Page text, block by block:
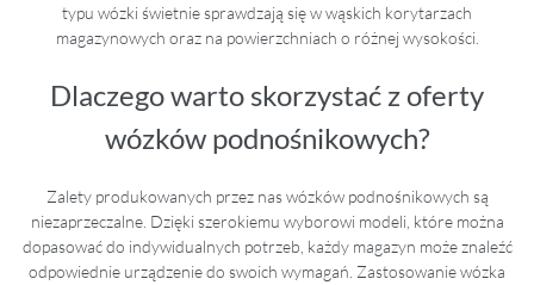
typu wózki świetnie sprawdzają się w wąskich korytarzach
magazynowych oraz na powierzchniach o różnej wysokości.
Dlaczego warto skorzystać z oferty
wózków podnośnikowych?
Zalety produkowanych przez nas wózków podnośnikowych są
niezaprzeczalne. Dzięki szerokiemu wyborowi modeli, które można
dopasować do indywidualnych potrzeb, każdy magazyn może znaleźć
odpowiednie urządzenie do swoich wymagań. Zastosowanie wózka